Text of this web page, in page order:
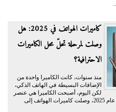
كاميرات الهواتف في 2025: هل
وصلت لمرحلة تحلّ محل الكاميرات
الاحترافية؟
منذ سنوات، كانت الكاميرا واحدة من
الإضافات البسيطة في الهاتف الذكي،
لكن اليوم، أصبحت الكاميرا هي عنصر
الجذب الأول لمعظم المستخدمين. وفي عام 2025، وصلت كاميرات الهواتف إلى